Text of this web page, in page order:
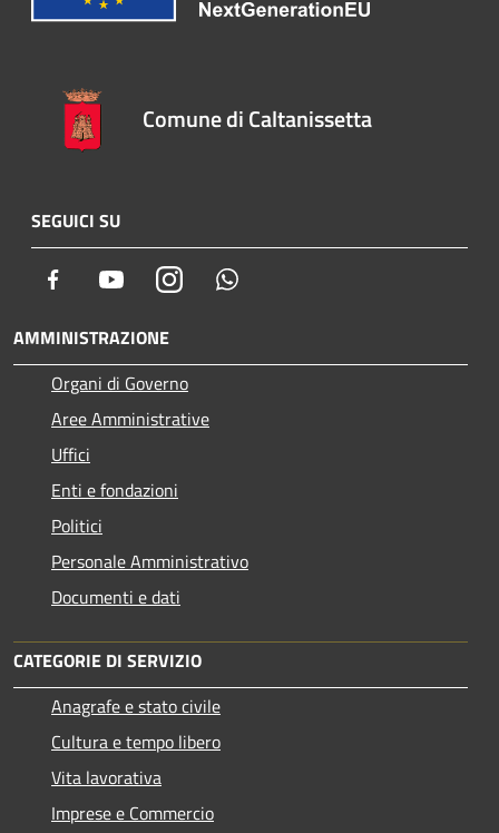
Comune di Caltanissetta
SEGUICI SU
Facebook YoutubeInstagram
AMMINISTRAZIONE
Organi di Governo
Aree Amministrative
Uffici
Enti e fondazioni
Politici
Personale Amministrativo
Documenti e dati
CATEGORIE DI SERVIZIO
Anagrafe e stato civile
Cultura e tempo libero
Vita lavorativa
Imprese e Commercio